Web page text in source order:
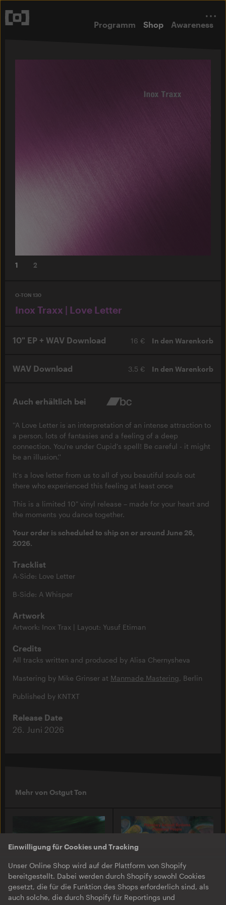
Einwilligung für Cookies und Tracking
Unser Online Shop wird auf der Plattform von Shopify
bereitgestellt. Dabei werden durch Shopify sowohl Cookies
gesetzt, die für die Funktion des Shops erforderlich sind, als
auch solche, die durch Shopify für Reportings und
Programm Shop Awareness
1 2
O-TON 130
Inox Traxx | Love Letter
10" EP + WAV Download 16 € In den Warenkorb
WAV Download 3.5 € In den Warenkorb
Auch erhältlich bei
''A Love Letter is an interpretation of an intense attraction to
a person, lots of fantasies and a feeling of a deep
connection. You're under Cupid's spell! Be careful - it might
be an illusion.''
It's a love letter from us to all of you beautiful souls out
there who experienced this feeling at least once
This is a limited 10" vinyl release – made for your heart and
the moments you dance together.
Your order is scheduled to ship on or around June 26,
2026.
Tracklist
A-Side: Love Letter
B-Side: A Whisper
Artwork
Artwork: Inox Trax | Layout: Yusuf Etiman
Credits
All tracks written and produced by Alisa Chernysheva
Mastering by Mike Grinser at Manmade Mastering, Berlin
Published by KNTXT
Release Date
26. Juni 2026
Mehr von Ostgut Ton